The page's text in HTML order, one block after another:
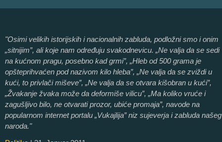
"Osimi velikih istorijskih i nacionalnih zabluda, podložni smo i onim
„sitnijim”, ali koje nam određuju svakodnevicu. „Ne valja da se sedi
na kućnom pragu, posebno kad grmi”, „Hleb od 500 grama je
opšteprihvaćen pod nazivom kilo hleba”, „Ne valja da se zviždi u
kući, to privlači miševe”, „Ne valja da se otvara kišobran u kući”,
„Žvakanje žvaka može da deformiše vilicu”, „Ma koliko vruće i
zagušljivo bilo, ne otvarati prozor, ubiće promaja”, navode na
popularnom internet portalu „Vukajlija” niz sujeverja i zabluda našeg
naroda."